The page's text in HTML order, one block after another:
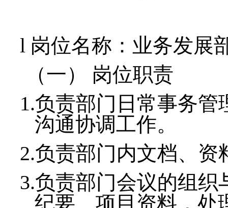
l 岗位名称： 业务发展
（一） 岗位职责
1.负责部门日常事务管
沟通协调工作。
2.负责部门内文档、资
3.负责部门会议的组织
纪要、项目资料，处